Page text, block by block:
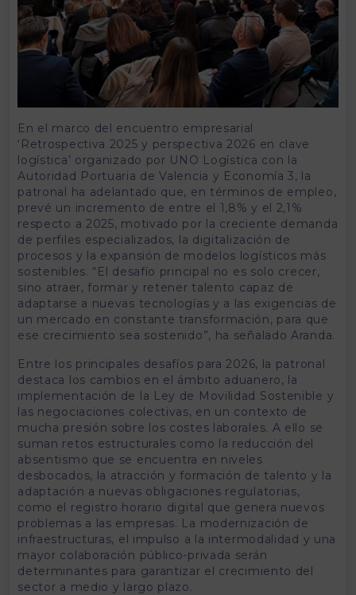
En el marco del encuentro empresarial
‘Retrospectiva 2025 y perspectiva 2026 en clave
logística’ organizado por UNO Logística con la
Autoridad Portuaria de Valencia y Economía 3, la
patronal ha adelantado que, en términos de empleo,
prevé un incremento de entre el 1,8% y el 2,1%
respecto a 2025, motivado por la creciente demanda
de perfiles especializados, la digitalización de
procesos y la expansión de modelos logísticos más
sostenibles. “El desafío principal no es solo crecer,
sino atraer, formar y retener talento capaz de
adaptarse a nuevas tecnologías y a las exigencias de
un mercado en constante transformación, para que
ese crecimiento sea sostenido”, ha señalado Aranda.
Entre los principales desafíos para 2026, la patronal
destaca los cambios en el ámbito aduanero, la
implementación de la Ley de Movilidad Sostenible y
las negociaciones colectivas, en un contexto de
mucha presión sobre los costes laborales. A ello se
suman retos estructurales como la reducción del
absentismo que se encuentra en niveles
desbocados, la atracción y formación de talento y la
adaptación a nuevas obligaciones regulatorias,
como el registro horario digital que genera nuevos
problemas a las empresas. La modernización de
infraestructuras, el impulso a la intermodalidad y una
mayor colaboración público-privada serán
determinantes para garantizar el crecimiento del
sector a medio y largo plazo.